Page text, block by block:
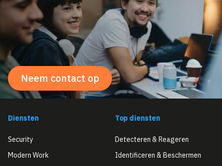
Neem contact op
Diensten
Security
Modern Work
Top diensten
Detecteren & Reageren
Identificeren & Beschermen